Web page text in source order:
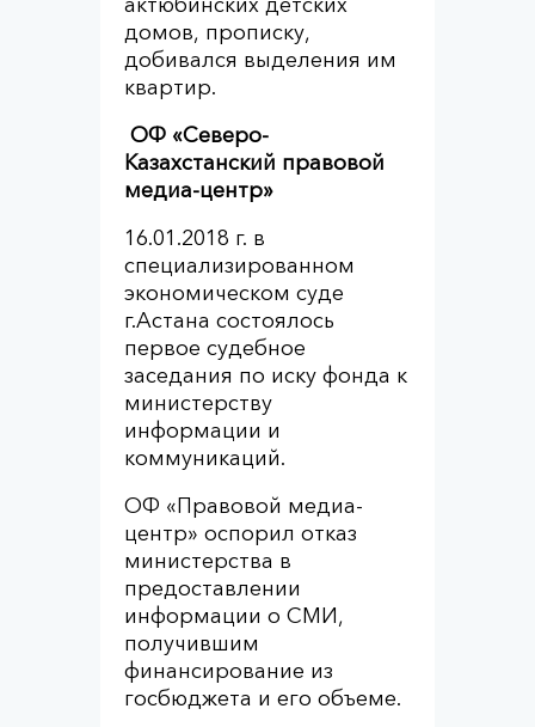
домов, прописку,
добивался выделения им
квартир.
ОФ «Северо-
Казахстанский правовой
медиа-центр»
16.01.2018 г. в
специализированном
экономическом суде
г.Астана состоялось
первое судебное
заседания по иску фонда к
министерству
информации и
коммуникаций.
ОФ «Правовой медиа-
центр» оспорил отказ
министерства в
предоставлении
информации о СМИ,
получившим
финансирование из
госбюджета и его объеме.